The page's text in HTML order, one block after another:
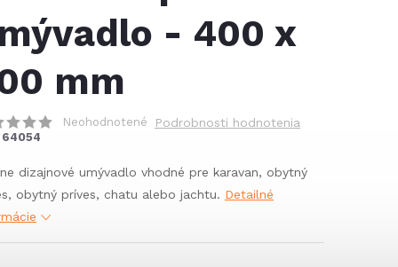
- 400 x
mm
Neohodnotené Podrobnosti hodnotenia
64054
dizajnové umývadlo vhodné pre karavan, obytný
obytný príves, chatu alebo jachtu. Detailné